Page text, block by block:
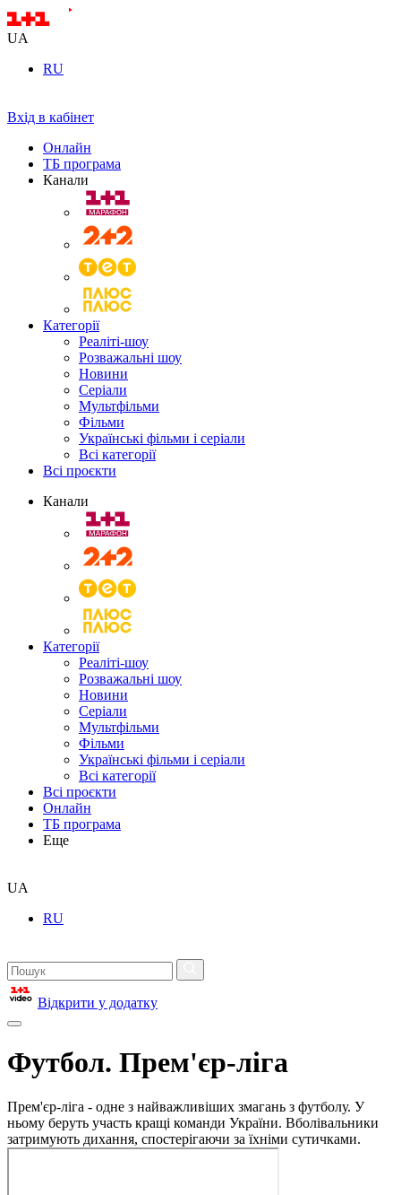
UA
RU
Вхід в кабінет
Онлайн
ТБ програма
Канали
Категорії
Реаліті-шоу
Розважальні шоу
Новини
Серіали
Мультфільми
Фільми
Українські фільми і серіали
Всі категорії
Всі проєкти
Канали
Категорії
Реаліті-шоу
Розважальні шоу
Новини
Серіали
Мультфільми
Фільми
Українські фільми і серіали
Всі категорії
Всі проєкти
Онлайн
ТБ програма
Еще
UA
RU
Відкрити у додатку
Футбол. Прем'єр-ліга
Прем'єр-ліга - одне з найважливіших змагань з футболу. У
ньому беруть участь кращі команди України. Вболівальники
затримують дихання, спостерігаючи за їхніми сутичками.